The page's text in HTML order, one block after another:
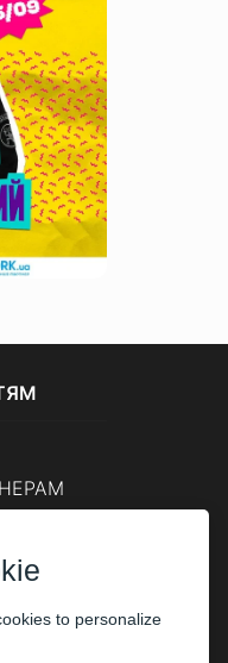
клиентам
to personalize